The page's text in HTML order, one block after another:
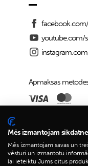
youtube.com/
Apmaksas
Piegādes iespējas:
Mēs izmantojam
Mēs izmantojam savas un
vēsturi un izmantotu
lai ieteiktu Jums citus